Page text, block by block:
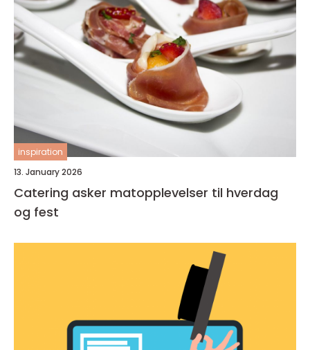
inspiration
13. January 2026
Catering asker matopplevelser til hverdag
og fest